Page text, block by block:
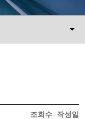
조회수 작성일